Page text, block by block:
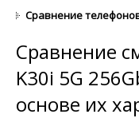
Сравнение телефонов
Сравнение
K30i 5G
основе их